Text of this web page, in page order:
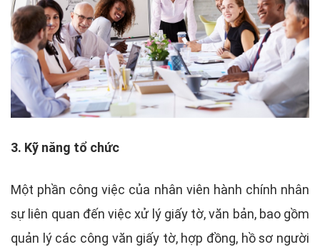
3. Kỹ năng tổ chức
Một phần công việc của nhân viên hành chính nhân
sự liên quan đến việc xử lý giấy tờ, văn bản, bao gồm
quản lý các công văn giấy tờ, hợp đồng, hồ sơ người